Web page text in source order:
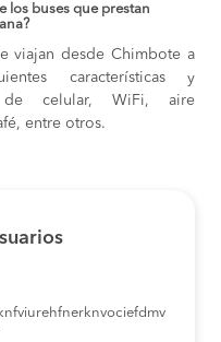
los buses que prestan
viajan desde Chimbote a
características y
de celular, WiFi, aire
entre otros.